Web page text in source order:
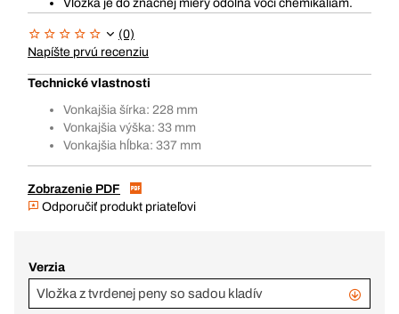
Vložka je do značnej miery odolná voči chemikáliám.
(0)
Napíšte prvú recenziu
Technické vlastnosti
Vonkajšia šírka: 228 mm
Vonkajšia výška: 33 mm
Vonkajšia hĺbka: 337 mm
Zobrazenie PDF
Odporučiť produkt priateľovi
Verzia
Vložka z tvrdenej peny so sadou kladív